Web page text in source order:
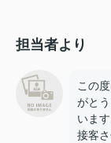
担当者より
この
がと
いま
接客